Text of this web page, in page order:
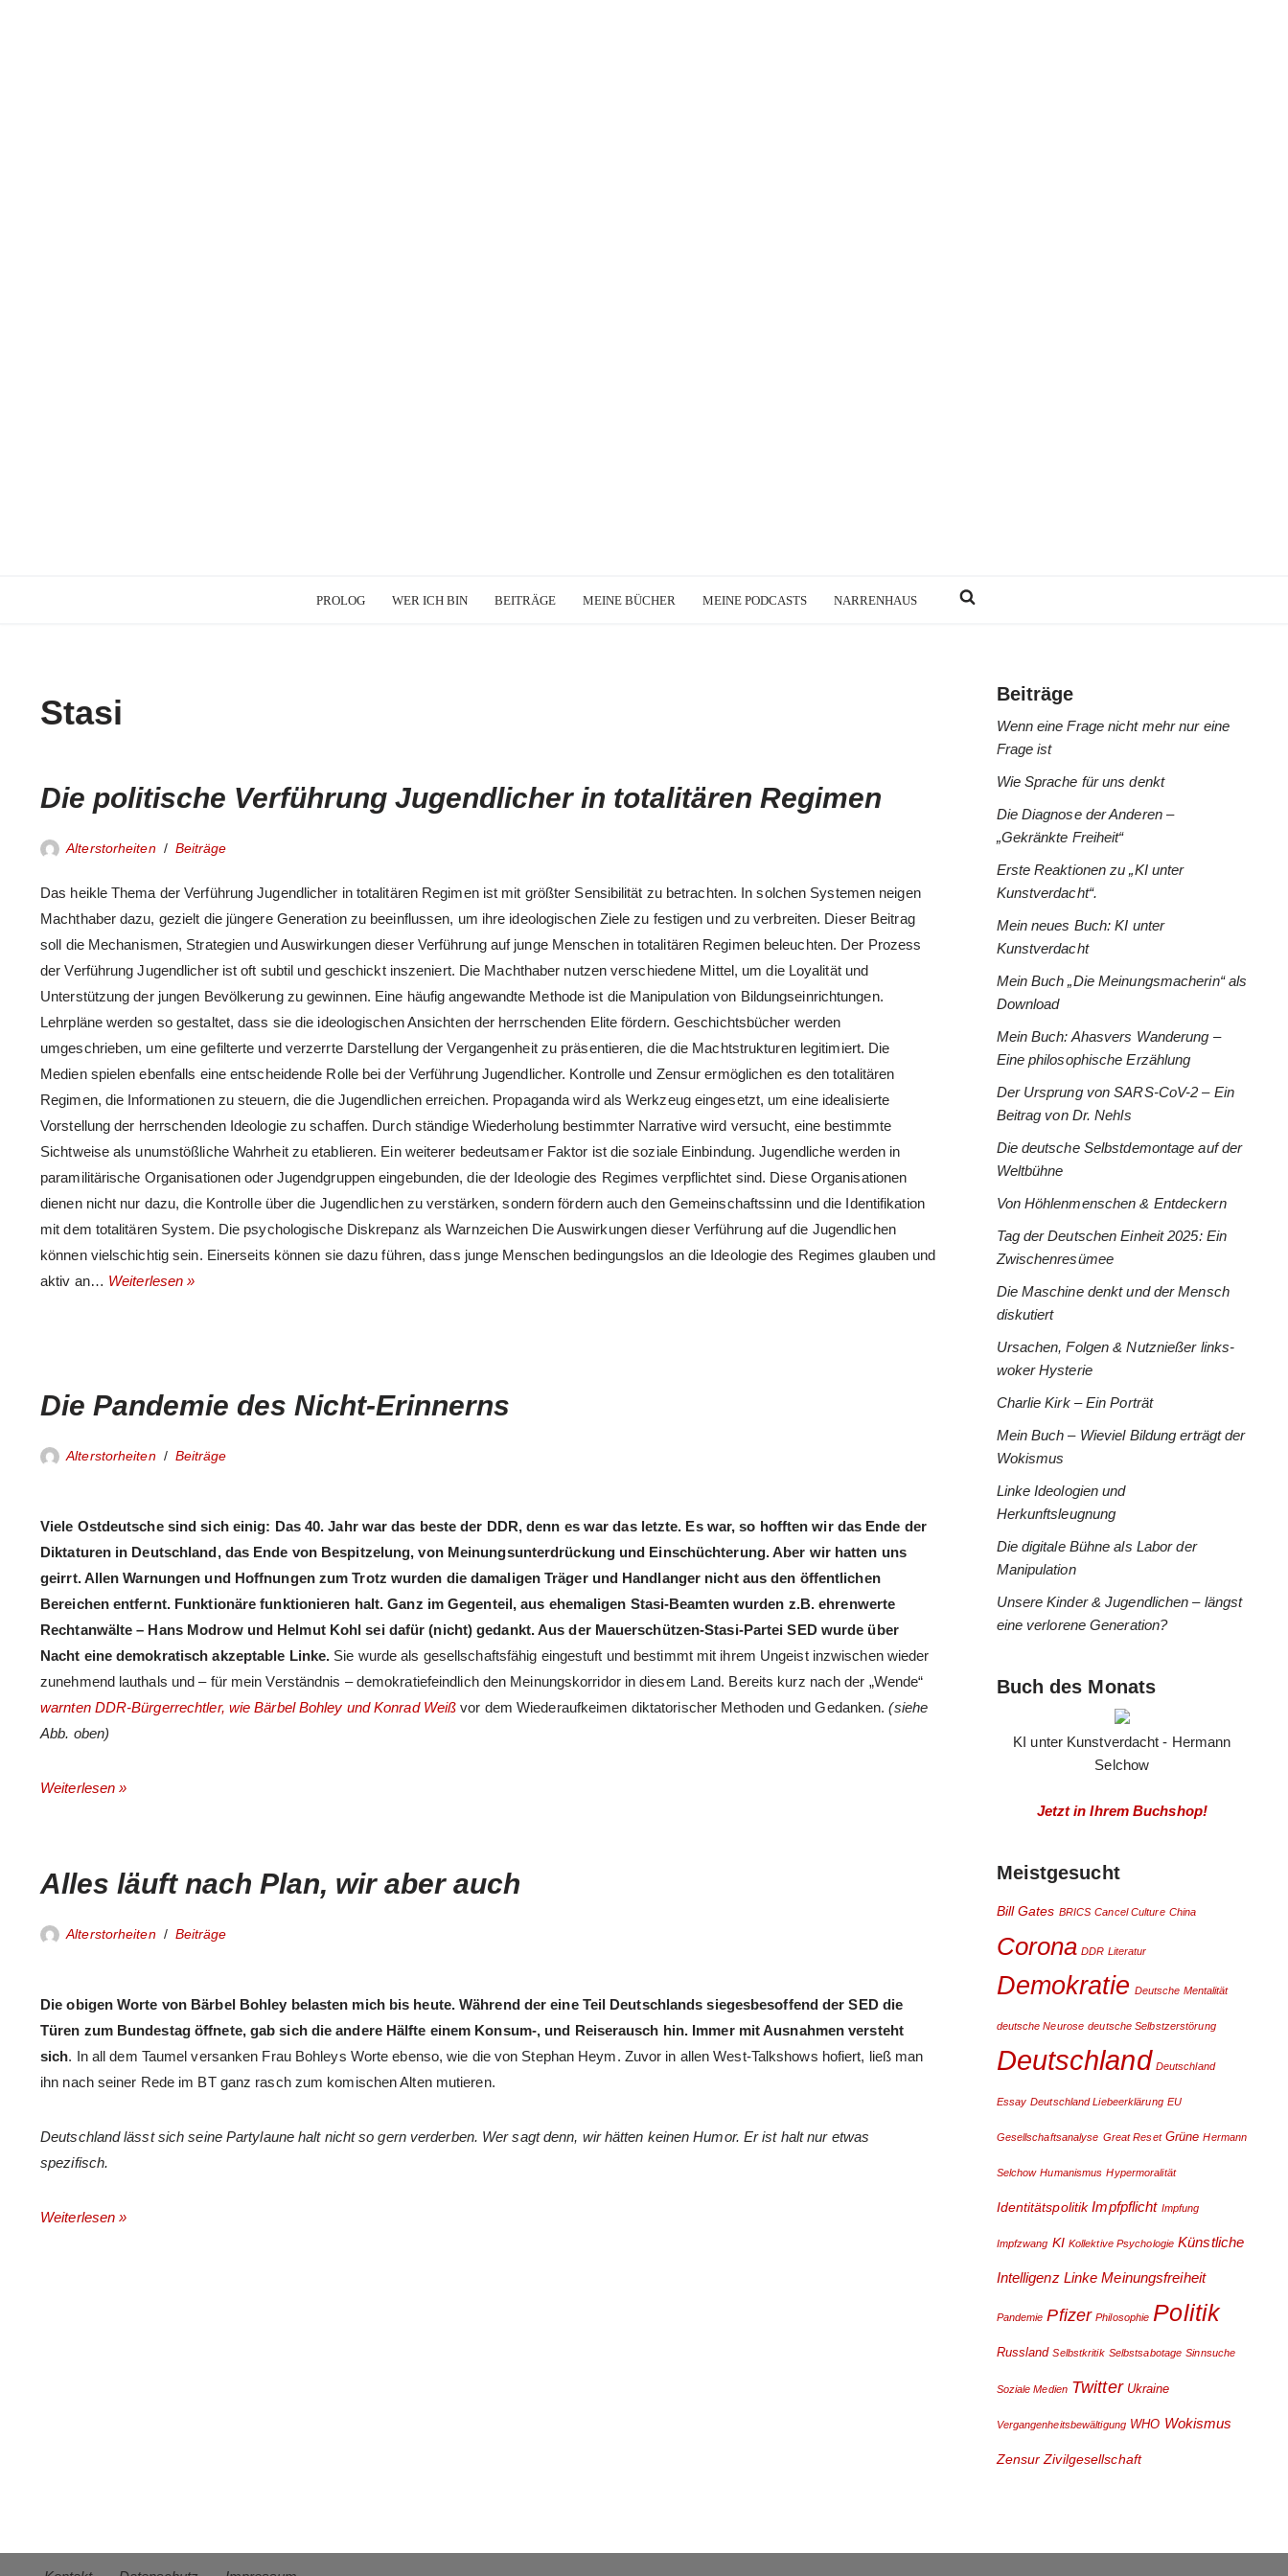
PROLOG WER ICH BIN BEITRÄGE MEINE BÜCHER MEINE PODCASTS NARRENHAUS
Stasi
Die politische Verführung Jugendlicher in totalitären Regimen
Alterstorheiten Beiträge
Das heikle Thema der Verführung Jugendlicher in totalitären Regimen ist mit größter Sensibilität zu betrachten. In solchen Systemen neigen
Machthaber dazu, gezielt die jüngere Generation zu beeinflussen, um ihre ideologischen Ziele zu festigen und zu verbreiten. Dieser Beitrag
soll die Mechanismen, Strategien und Auswirkungen dieser Verführung auf junge Menschen in totalitären Regimen beleuchten. Der Prozess
der Verführung Jugendlicher ist oft subtil und geschickt inszeniert. Die Machthaber nutzen verschiedene Mittel, um die Loyalität und
Unterstützung der jungen Bevölkerung zu gewinnen. Eine häufig angewandte Methode ist die Manipulation von Bildungseinrichtungen.
Lehrpläne werden so gestaltet, dass sie die ideologischen Ansichten der herrschenden Elite fördern. Geschichtsbücher werden
umgeschrieben, um eine gefilterte und verzerrte Darstellung der Vergangenheit zu präsentieren, die die Machtstrukturen legitimiert. Die
Medien spielen ebenfalls eine entscheidende Rolle bei der Verführung Jugendlicher. Kontrolle und Zensur ermöglichen es den totalitären
Regimen, die Informationen zu steuern, die die Jugendlichen erreichen. Propaganda wird als Werkzeug eingesetzt, um eine idealisierte
Vorstellung der herrschenden Ideologie zu schaffen. Durch ständige Wiederholung bestimmter Narrative wird versucht, eine bestimmte
Sichtweise als unumstößliche Wahrheit zu etablieren. Ein weiterer bedeutsamer Faktor ist die soziale Einbindung. Jugendliche werden in
paramilitärische Organisationen oder Jugendgruppen eingebunden, die der Ideologie des Regimes verpflichtet sind. Diese Organisationen
dienen nicht nur dazu, die Kontrolle über die Jugendlichen zu verstärken, sondern fördern auch den Gemeinschaftssinn und die Identifikation
mit dem totalitären System. Die psychologische Diskrepanz als Warnzeichen Die Auswirkungen dieser Verführung auf die Jugendlichen
können vielschichtig sein. Einerseits können sie dazu führen, dass junge Menschen bedingungslos an die Ideologie des Regimes glauben und
aktiv an… Weiterlesen »
Die Pandemie des Nicht-Erinnerns
Alterstorheiten Beiträge
Viele Ostdeutsche sind sich einig: Das 40. Jahr war das beste der DDR, denn es war das letzte. Es war, so hofften wir das Ende der
Diktaturen in Deutschland, das Ende von Bespitzelung, von Meinungsunterdrückung und Einschüchterung. Aber wir hatten uns
geirrt. Allen Warnungen und Hoffnungen zum Trotz wurden die damaligen Träger und Handlanger nicht aus den öffentlichen
Bereichen entfernt. Funktionäre funktionieren halt. Ganz im Gegenteil, aus ehemaligen Stasi-Beamten wurden z.B. ehrenwerte
Rechtanwälte – Hans Modrow und Helmut Kohl sei dafür (nicht) gedankt. Aus der Mauerschützen-Stasi-Partei SED wurde über
Nacht eine demokratisch akzeptable Linke. Sie wurde als gesellschaftsfähig eingestuft und bestimmt mit ihrem Ungeist inzwischen wieder
zunehmend lauthals und – für mein Verständnis – demokratiefeindlich den Meinungskorridor in diesem Land. Bereits kurz nach der „Wende“
warnten DDR-Bürgerrechtler, wie Bärbel Bohley und Konrad Weiß vor dem Wiederaufkeimen diktatorischer Methoden und Gedanken.(siehe
Abb. oben)
Weiterlesen »
Alles läuft nach Plan, wir aber auch
Alterstorheiten Beiträge
Die obigen Worte von Bärbel Bohley belasten mich bis heute. Während der eine Teil Deutschlands siegesbesoffend der SED die
Türen zum Bundestag öffnete, gab sich die andere Hälfte einem Konsum-, und Reiserausch hin. Immer mit Ausnahmen versteht
sich. In all dem Taumel versanken Frau Bohleys Worte ebenso, wie die von Stephan Heym. Zuvor in allen West-Talkshows hofiert, ließ man
ihn nach seiner Rede im BT ganz rasch zum komischen Alten mutieren.
Deutschland lässt sich seine Partylaune halt nicht so gern verderben. Wer sagt denn, wir hätten keinen Humor. Er ist halt nur etwas
spezifisch.
Weiterlesen »
Beiträge
Wenn eine Frage nicht mehr nur eine
Frage ist
Wie Sprache für uns denkt
Die Diagnose der Anderen –
„Gekränkte Freiheit“
Erste Reaktionen zu „KI unter
Kunstverdacht“.
Mein neues Buch: KI unter
Kunstverdacht
Mein Buch „Die Meinungsmacherin“ als
Download
Mein Buch: Ahasvers Wanderung –
Eine philosophische Erzählung
Der Ursprung von SARS-CoV-2 – Ein
Beitrag von Dr. Nehls
Die deutsche Selbstdemontage auf der
Weltbühne
Von Höhlenmenschen & Entdeckern
Tag der Deutschen Einheit 2025: Ein
Zwischenresümee
Die Maschine denkt und der Mensch
diskutiert
Ursachen, Folgen & Nutznießer links-
woker Hysterie
Charlie Kirk – Ein Porträt
Mein Buch – Wieviel Bildung erträgt der
Wokismus
Linke Ideologien und
Herkunftsleugnung
Die digitale Bühne als Labor der
Manipulation
Unsere Kinder & Jugendlichen – längst
eine verlorene Generation?
Buch des Monats
KI unter Kunstverdacht - Hermann
Selchow
Jetzt in Ihrem Buchshop!
Meistgesucht
Bill Gates BRICS Cancel Culture China
Corona DDR Literatur
Demokratie Deutsche Mentalität
deutsche Neurose deutsche Selbstzerstörung
Deutschland Deutschland
Essay Deutschland Liebeerklärung EU
Gesellschaftsanalyse Great Reset Grüne Hermann
Selchow Humanismus Hypermoralität
Identitätspolitik Impfpflicht Impfung
Impfzwang KI Kollektive Psychologie Künstliche
Intelligenz Linke Meinungsfreiheit
Pandemie Pfizer Philosophie Politik
Russland Selbstkritik Selbstsabotage Sinnsuche
Soziale Medien Twitter Ukraine
Vergangenheitsbewältigung WHO Wokismus
Zensur Zivilgesellschaft